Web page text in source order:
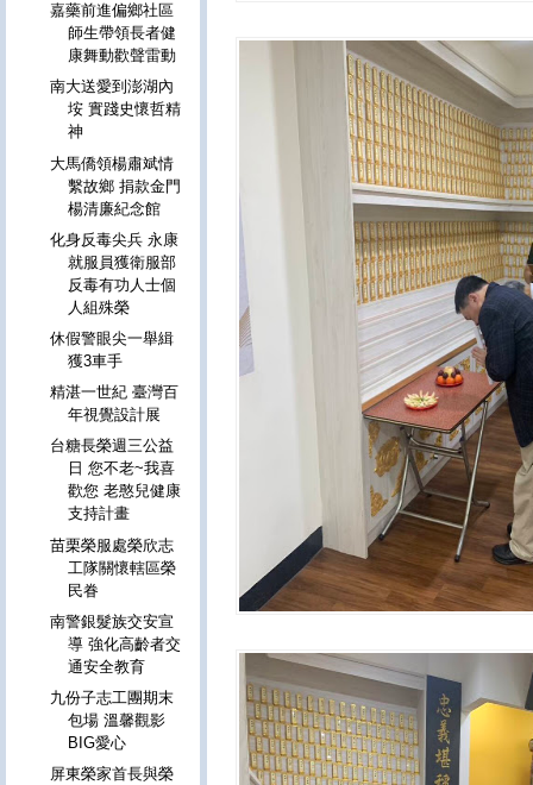
嘉藥前進偏鄉社區
師生帶領長者健
康舞動歡聲雷動
南大送愛到澎湖內
垵 實踐史懷哲精
神
大馬僑領楊肅斌情
繫故鄉 捐款金門
楊清廉紀念館
化身反毒尖兵 永康
就服員獲衛服部
反毒有功人士個
人組殊榮
休假警眼尖一舉緝
獲3車手
精湛一世紀 臺灣百
年視覺設計展
台糖長榮週三公益
日 您不老~我喜
歡您 老憨兒健康
支持計畫
苗栗榮服處榮欣志
工隊關懷轄區榮
民眷
南警銀髮族交安宣
導 強化高齡者交
通安全教育
九份子志工團期末
包場 溫馨觀影
BIG愛心
屏東榮家首長與榮